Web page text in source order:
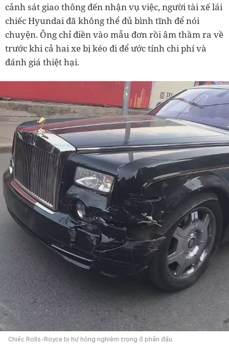
cảnh sát giao thông đến nhận vụ việc, người tài xế lái
chiếc Hyundai đã không thể đủ bình tĩnh để nói
chuyện. Ông chỉ điền vào mẫu đơn rồi âm thầm ra về
trước khi cả hai xe bị kéo đi để ước tính chi phí và
đánh giá thiệt hại.
Chiếc Rolls-Royce bị hư hỏng nghiêm trọng ở phần đầu.